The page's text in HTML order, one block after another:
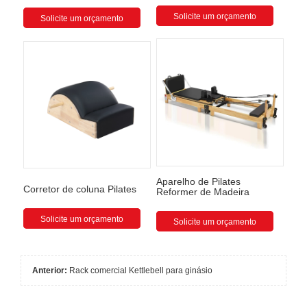
Solicite um orçamento Solicite um orçamento
Corretor de coluna Pilates
Solicite um orçamento
Aparelho de Pilates
Reformer de Madeira
Solicite um orçamento
Anterior: Rack comercial Kettlebell para ginásio